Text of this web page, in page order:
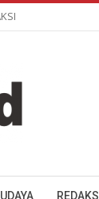
REDAKSI